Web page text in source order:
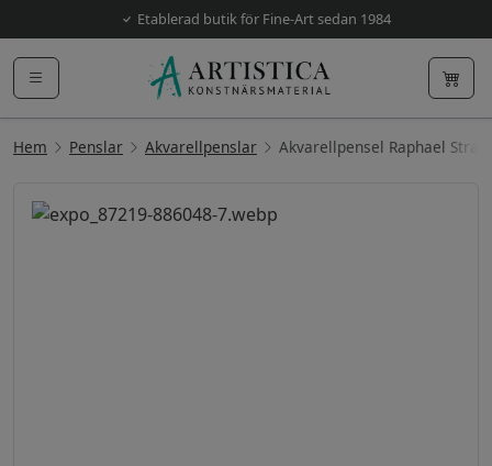
Etablerad butik för Fine-Art sedan 1984
Hem Penslar Akvarellpenslar Akvarellpensel Raphael